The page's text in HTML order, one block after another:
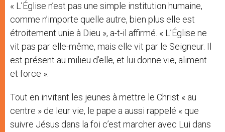
« L’Église n’est pas une simple institution humaine,
comme n’importe quelle autre, bien plus elle est
étroitement unie à Dieu », a-t-il affirmé. « L’Église ne
vit pas par elle-même, mais elle vit par le Seigneur. Il
est présent au milieu d’elle, et lui donne vie, aliment
et force ».
Tout en invitant les jeunes à mettre le Christ « au
centre » de leur vie, le pape a aussi rappelé « que
suivre Jésus dans la foi c’est marcher avec Lui dans